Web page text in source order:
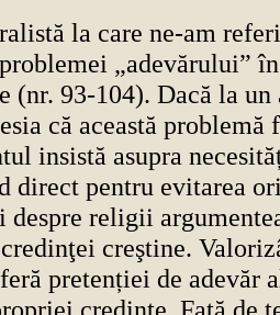
la care ne-am
„adevărului”
93-104). Dacă la un
că această problemă
insistă asupra
direct pentru evitarea
religii
creştine.
pretenției de adevăr
credințe. Față de